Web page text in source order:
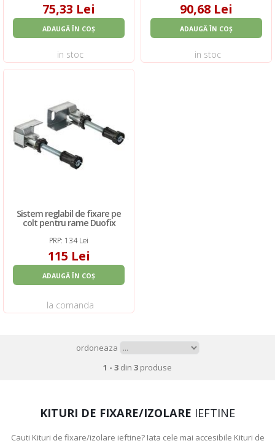
75,33 Lei
ADAUGĂ ÎN COȘ
in stoc
90,68 Lei
ADAUGĂ ÎN COȘ
in stoc
Sistem reglabil de fixare pe
colt pentru rame Duofix
PRP: 134 Lei
115 Lei
ADAUGĂ ÎN COȘ
la comanda
ordoneaza
1 - 3 din 3 produse
KITURI DE FIXARE/IZOLARE IEFTINE
Cauti Kituri de fixare/izolare ieftine? Iata cele mai accesibile Kituri de